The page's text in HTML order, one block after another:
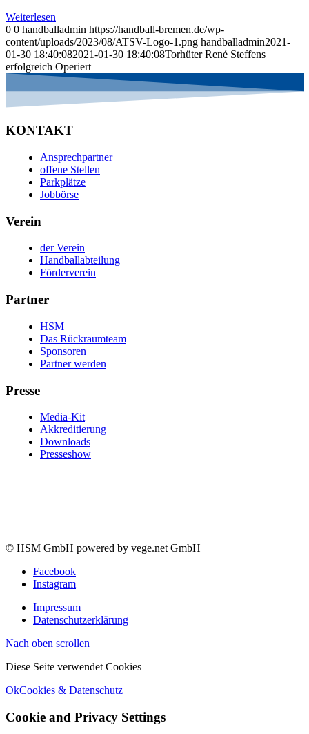
Weiterlesen
0 0 handballadmin https://handball-bremen.de/wp-
content/uploads/2023/08/ATSV-Logo-1.png handballadmin2021-
01-30 18:40:082021-01-30 18:40:08Torhüter René Steffens
erfolgreich Operiert
KONTAKT
Ansprechpartner
offene Stellen
Parkplätze
Jobbörse
Verein
der Verein
Handballabteilung
Förderverein
Partner
HSM
Das Rückraumteam
Sponsoren
Partner werden
Presse
Media-Kit
Akkreditierung
Downloads
Presseshow
© HSM GmbH powered by vege.net GmbH
Facebook
Instagram
Impressum
Datenschutzerklärung
Nach oben scrollen
Diese Seite verwendet Cookies
OkCookies & Datenschutz
Cookie and Privacy Settings